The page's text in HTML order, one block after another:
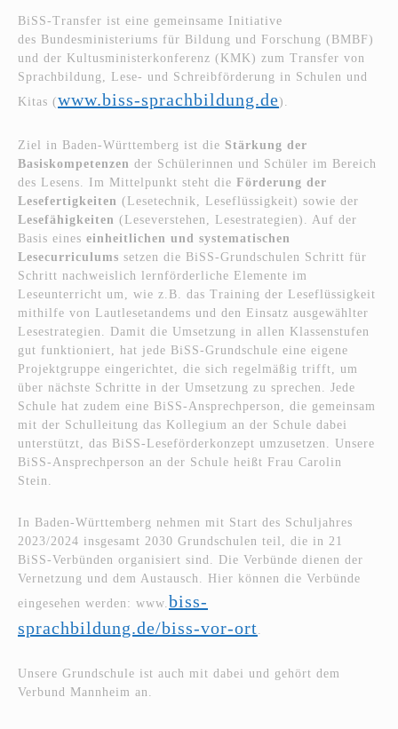
BiSS-Transfer ist eine gemeinsame Initiative
des Bundesministeriums für Bildung und Forschung (BMBF)
und der Kultusministerkonferenz (KMK) zum Transfer von
Sprachbildung, Lese- und Schreibförderung in Schulen und
Kitas (www.biss-sprachbildung.de).
Ziel in Baden-Württemberg ist die Stärkung der
Basiskompetenzen der Schülerinnen und Schüler im Bereich
des Lesens. Im Mittelpunkt steht die Förderung der
Lesefertigkeiten (Lesetechnik, Leseflüssigkeit) sowie der
Lesefähigkeiten (Leseverstehen, Lesestrategien). Auf der
Basis eines einheitlichen und systematischen
Lesecurriculums setzen die BiSS-Grundschulen Schritt für
Schritt nachweislich lernförderliche Elemente im
Leseunterricht um, wie z.B. das Training der Leseflüssigkeit
mithilfe von Lautlesetandems und den Einsatz ausgewählter
Lesestrategien. Damit die Umsetzung in allen Klassenstufen
gut funktioniert, hat jede BiSS-Grundschule eine eigene
Projektgruppe eingerichtet, die sich regelmäßig trifft, um
über nächste Schritte in der Umsetzung zu sprechen. Jede
Schule hat zudem eine BiSS-Ansprechperson, die gemeinsam
mit der Schulleitung das Kollegium an der Schule dabei
unterstützt, das BiSS-Leseförderkonzept umzusetzen. Unsere
BiSS-Ansprechperson an der Schule heißt Frau Carolin
Stein.
In Baden-Württemberg nehmen mit Start des Schuljahres
2023/2024 insgesamt 2030 Grundschulen teil, die in 21
BiSS-Verbünden organisiert sind. Die Verbünde dienen der
Vernetzung und dem Austausch. Hier können die Verbünde
eingesehen werden: www.biss-
sprachbildung.de/biss-vor-ort .
Unsere Grundschule ist auch mit dabei und gehört dem
Verbund Mannheim an.